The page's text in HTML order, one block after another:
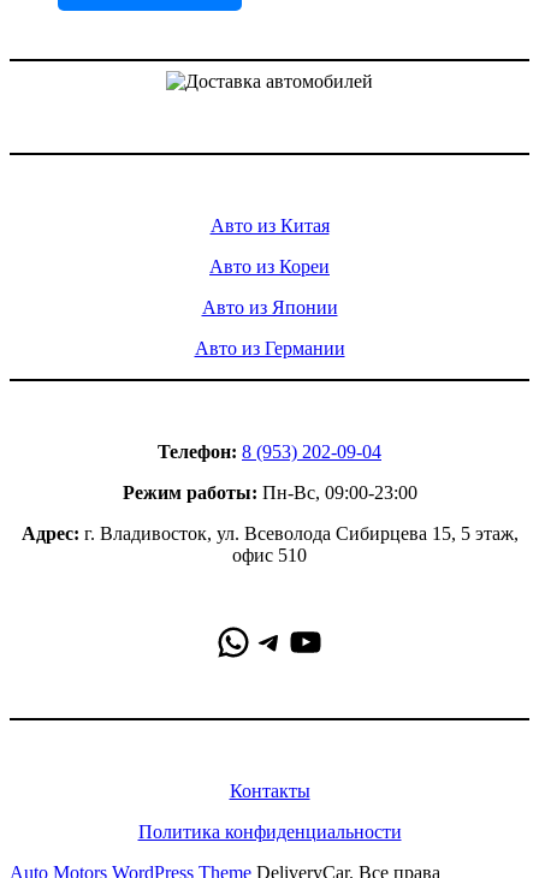
Авто из Китая
Авто из Кореи
Авто из Японии
Авто из Германии
Телефон: 8 (953) 202-09-04
Режим работы: Пн-Вс, 09:00-23:00
Адрес: г. Владивосток, ул. Всеволода Сибирцева 15, 5 этаж,
офис 510
WhatsApp
Telegram
YouTube
Контакты
Политика конфиденциальности
Auto Motors WordPress Theme DeliveryCar. Все права